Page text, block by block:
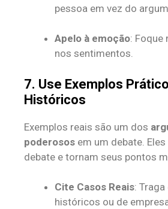
pessoa em vez do
Apelo à emoção: Foque
nos sentimentos.
7. Use Exemplos
Históricos
Exemplos reais são um dos
poderosos em um debate. Eles
debate e tornam seus pontos
Cite Casos Reais:
históricos ou de